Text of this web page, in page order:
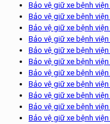
Bảo vệ giữ xe bệnh
Bảo vệ giữ xe bệnh
Bảo vệ giữ xe bệnh
Bảo vệ giữ xe bệnh viện
Bảo vệ giữ xe bệnh
Bảo vệ giữ xe bệnh viện
Bảo vệ giữ xe bệnh
Bảo vệ giữ xe bệnh
Bảo vệ giữ xe bệnh
Bảo vệ giữ xe bệnh
Bảo vệ giữ xe bệnh viện